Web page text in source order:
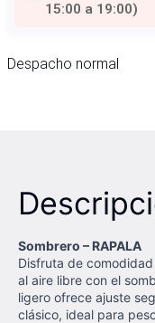
15:00 a 19:00)
Despacho normal
Sombrero – RAPALA
Disfruta de
al aire libre con el
ligero ofrece ajuste
clásico, ideal para